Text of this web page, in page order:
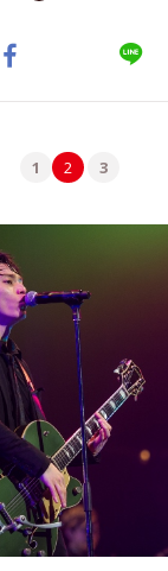
1 2 3